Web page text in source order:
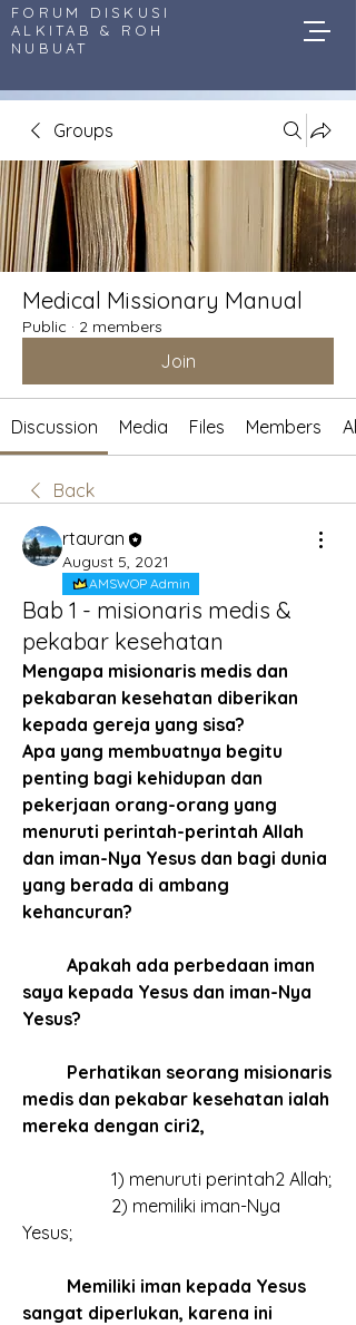
FORUM DISKUSI
ALKITAB & ROH
NUBUAT
Groups
Medical Missionary Manual
Public · 2 members
Join
Discussion Media Files Members
Back
rtauran
August 5, 2021
AMSWOP Admin
Bab 1 - misionaris medis &
pekabar kesehatan
Mengapa misionaris medis dan
pekabaran kesehatan diberikan
kepada gereja yang sisa?
Apa yang membuatnya begitu
penting bagi kehidupan dan
pekerjaan orang-orang yang
menuruti perintah-perintah Allah
dan iman-Nya Yesus dan bagi dunia
yang berada di ambang
kehancuran?
Apakah ada perbedaan iman
saya kepada Yesus dan iman-Nya
Yesus?
Perhatikan seorang misionaris
medis dan pekabar kesehatan ialah
mereka dengan ciri2,
		1) menuruti perintah2 Allah;
Yesus;
Memiliki iman kepada Yesus
sangat diperlukan, karena ini